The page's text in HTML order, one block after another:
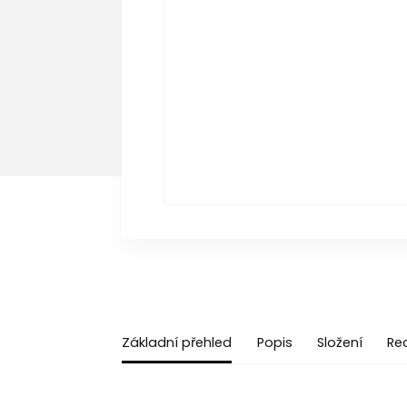
Základní přehled Popis Složení